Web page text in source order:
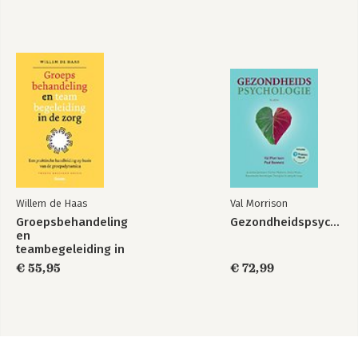
Willem de Haas
Groepsbehandeling
en
teambegeleiding in
de zorg
€ 55,95
Val Morrison
Gezondheidspsychologie
€ 72,99